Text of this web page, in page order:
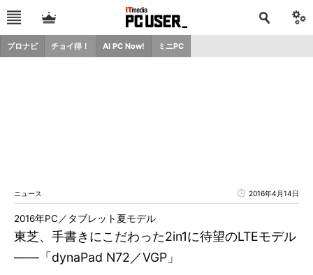
プロナビ チョイ得！ AI PC Now! ミニPC
ニュース 2016年4月14日
東芝、手書きにこだわった2in1に待望のLTEモデル
――「dynaPad N72／VGP」
2016年PC／タブレット夏モデル